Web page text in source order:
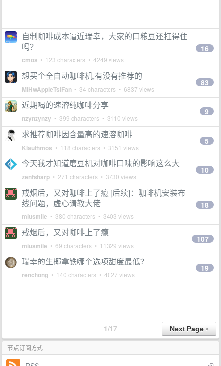
自制咖啡成本逼近瑞幸，大家的口粮豆还扛得住
吗？
cmos • 123 characters • 4249 views
16
想买个全自动咖啡机,有没有推荐的
MiHwAppleTslFan • 34 characters • 6837 views
83
近期喝的速溶纯咖啡分享
nzynzynzy • 399 characters • 3110 views
9
求推荐咖啡因含量高的速溶咖啡
Klauthmos • 118 characters • 3151 views
5
今天我才知道磨豆机对咖啡口味的影响这么大
zenfsharp • 271 characters • 3730 views
10
戒烟后，又对咖啡上了瘾 [后续]：咖啡机安装布
线问题，虚心请教大佬
miusmile • 380 characters • 3403 views
18
戒烟后，又对咖啡上了瘾
miusmile • 69 characters • 11329 views
107
瑞幸的生椰拿铁哪个选项甜度最低？
renchong • 140 characters • 4027 views
19
1/17
节点订阅方式